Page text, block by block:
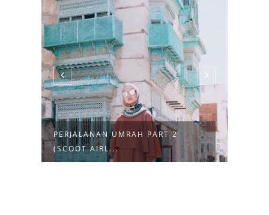
PERJALANAN UMRAH PART 2
(SCOOT AIRL...